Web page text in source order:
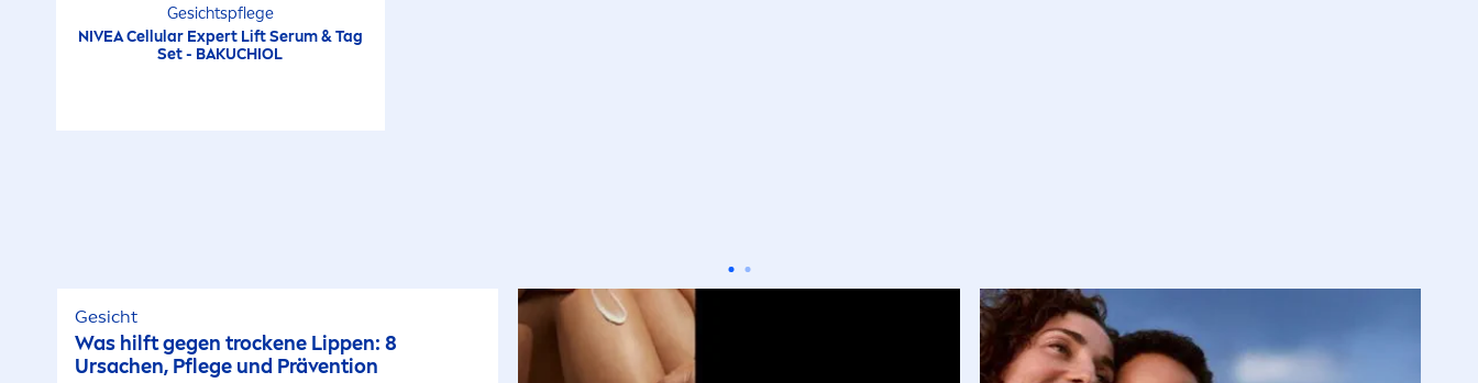
Gesichtspflege
NIVEACellularExpert Lift Serum & Tag
Set - BAKUCHIOL
Gesicht
Was hilft gegen trockene Lippen: 8
Ursachen, Pflege und Prävention